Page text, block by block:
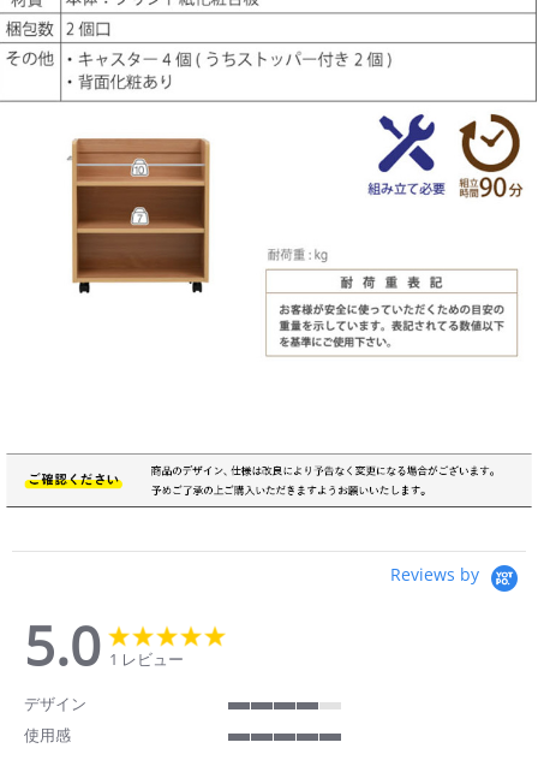
Reviews by
5.0
5.0
star
rating
1 レビュー
デザイン
of
使用感